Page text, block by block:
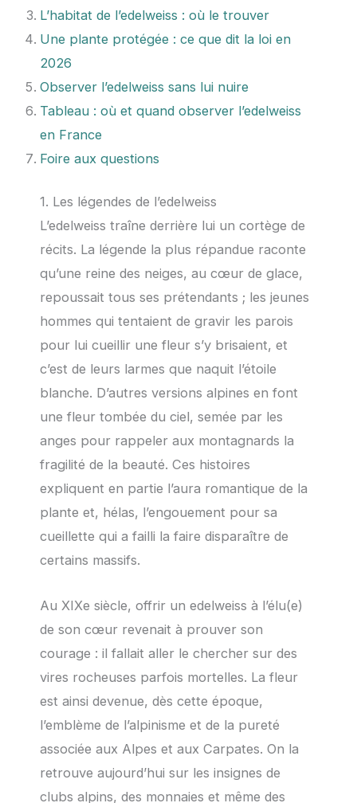
L’habitat de l’edelweiss : où le trouver
Une plante protégée : ce que dit la loi en
2026
Observer l’edelweiss sans lui nuire
Tableau : où et quand observer l’edelweiss
en France
Foire aux questions
1. Les légendes de l’edelweiss
L’edelweiss traîne derrière lui un cortège de
récits. La légende la plus répandue raconte
qu’une reine des neiges, au cœur de glace,
repoussait tous ses prétendants ; les jeunes
hommes qui tentaient de gravir les parois
pour lui cueillir une fleur s’y brisaient, et
c’est de leurs larmes que naquit l’étoile
blanche. D’autres versions alpines en font
une fleur tombée du ciel, semée par les
anges pour rappeler aux montagnards la
fragilité de la beauté. Ces histoires
expliquent en partie l’aura romantique de la
plante et, hélas, l’engouement pour sa
cueillette qui a failli la faire disparaître de
certains massifs.
Au XIXe siècle, offrir un edelweiss à l’élu(e)
de son cœur revenait à prouver son
courage : il fallait aller le chercher sur des
vires rocheuses parfois mortelles. La fleur
est ainsi devenue, dès cette époque,
l’emblème de l’alpinisme et de la pureté
associée aux Alpes et aux Carpates. On la
retrouve aujourd’hui sur les insignes de
clubs alpins, des monnaies et même des